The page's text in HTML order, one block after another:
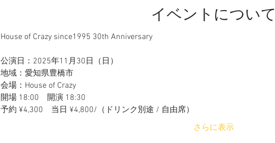
イベントについて
House of Crazy since1995 30th Anniversary
公演日：2025年11月30日（日）
地域：愛知県豊橋市
会場：House of Crazy
開場 18:00　開演 18:30
予約 ¥4,300　当日 ¥4,800/（ドリンク別途 / 自由席）
さらに表示